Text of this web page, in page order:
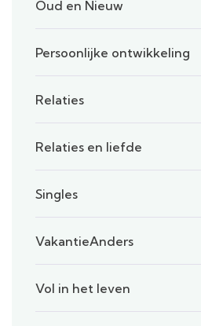
Oud en Nieuw
Persoonlijke ontwikkeling
Relaties
Relaties en liefde
Singles
VakantieAnders
Vol in het leven